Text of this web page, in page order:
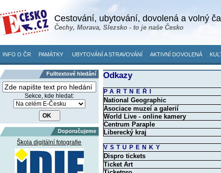
Cestování, ubytování, dovolená a volný
Čechy, Morava, Slezsko - to je naše Česko
INFO O ČR PAMÁTKY UBYTOVÁNÍ A STRAVOVÁNÍ AKTIVNÍ DOVOLENÁ
Fulltextové hledání
Sekce, kde hledat:
Doporučujeme
Škola digitální fotografie
Odkazy
PARTNEŘI
National Geographic
Asociace muzeí a galerií
World Live - online kamery
Centrum Paraple
Liberecký kraj
VSTUPENKY
Dispro tickets
Ticket Art